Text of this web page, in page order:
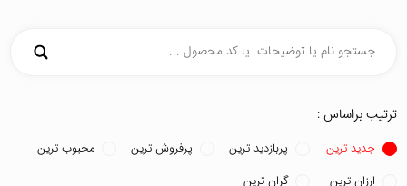
ترتیب براساس :
جدید ترین پربازدید ترین پرفروش ترین
محبوب ترین
ارزان ترین
گران ترین